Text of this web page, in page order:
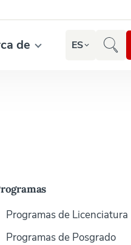
de ES
Programas de Licenciatura
Programas de Posgrado